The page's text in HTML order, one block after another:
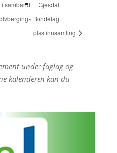
samband
Gjesdal
Bondelag
plastinnsamling
under faglag og
kalenderen kan du